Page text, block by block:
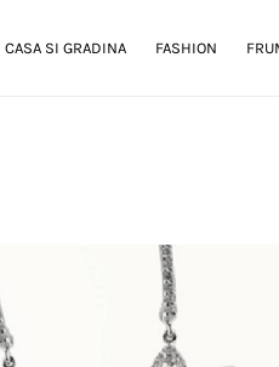
CASA SI GRADINA FASHION